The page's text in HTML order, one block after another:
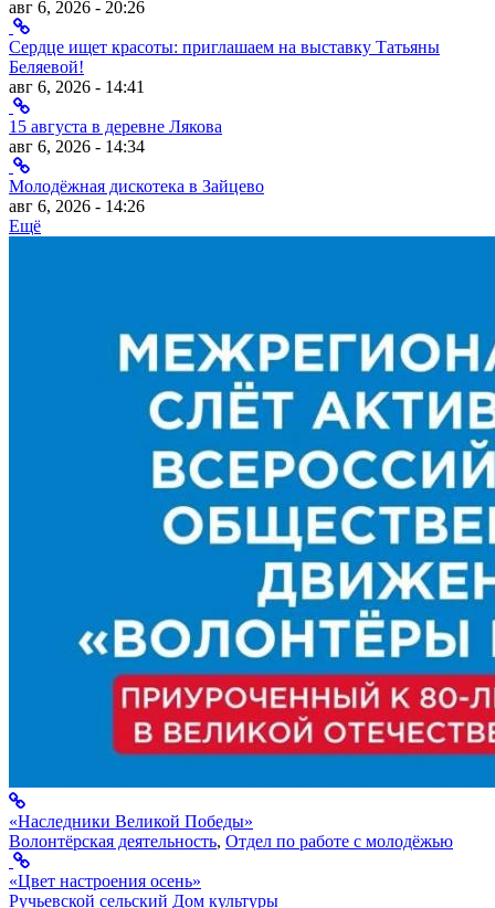
авг 6, 2026 - 20:26
Сердце ищет красоты: приглашаем на выставку Татьяны
Беляевой!
авг 6, 2026 - 14:41
15 августа в деревне Лякова
авг 6, 2026 - 14:34
Молодёжная дискотека в Зайцево
авг 6, 2026 - 14:26
Ещё
«Наследники Великой Победы»
Волонтёрская деятельность, Отдел по работе с молодёжью
«Цвет настроения осень»
Ручьевской сельский Дом культуры